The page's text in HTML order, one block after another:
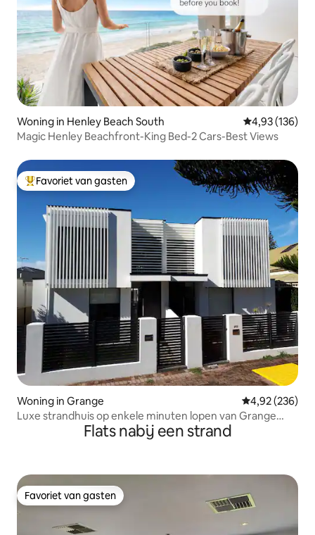
Woning in Henley Beach South Gemiddelde
4,93 (136)
Magic Henley Beachfront-King Bed-2 Cars-Best Views
Topfavoriet van gasten
Favoriet van gasten
Woning in Grange Gemiddelde
4,92 (236)
Luxe strandhuis op enkele minuten lopen van Grange
Flats nabij een strand
Favoriet van gasten
Favoriet van gasten